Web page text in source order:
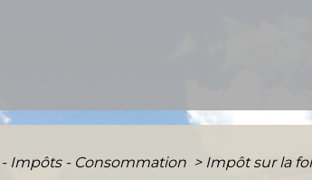
Impôts - Consommation > Impôt sur la